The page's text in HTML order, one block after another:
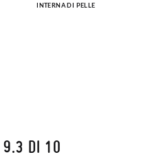
INTERNA DI PELLE
9.3 DI 10